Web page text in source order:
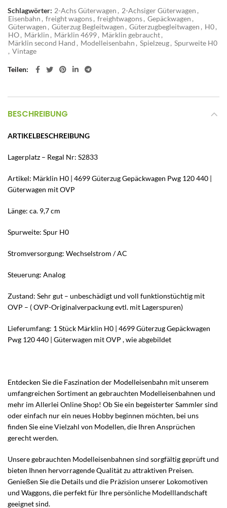
Schlagwörter: 2-Achs Güterwagen , 2-Achsiger Güterwagen ,
Eisenbahn , freight wagons, freightwagons, Gepäckwagen ,
Güterwagen , Güterzug Begleitwagen , Güterzugbegleitwagen , H0,
HO, Märklin , Märklin 4699, Märklin gebraucht,
Märklin second Hand , Modelleisenbahn , Spielzeug, Spurweite H0
, Vintage
Teilen
BESCHREIBUNG
ARTIKELBESCHREIBUNG
Lagerplatz – Regal Nr: S2833
Artikel: Märklin H0 | 4699 Güterzug Gepäckwagen Pwg 120 440 |
Güterwagen mit OVP
Länge: ca. 9,7 cm
Spurweite: Spur H0
Stromversorgung: Wechselstrom / AC
Steuerung: Analog
Zustand: Sehr gut – unbeschädigt und voll funktionstüchtig mit
OVP – ( OVP-Originalverpackung evtl. mit Lagerspuren)
Lieferumfang: 1 Stück Märklin H0 | 4699 Güterzug Gepäckwagen
Pwg 120 440 | Güterwagen mit OVP , wie abgebildet
Entdecken Sie die Faszination der Modelleisenbahn mit unserem
umfangreichen Sortiment an gebrauchten Modelleisenbahnen und
mehr im Allerlei Online Shop! Ob Sie ein begeisterter Sammler sind
oder einfach nur ein neues Hobby beginnen möchten, bei uns
finden Sie eine Vielzahl von Modellen, die Ihren Ansprüchen
gerecht werden.
Unsere gebrauchten Modelleisenbahnen sind sorgfältig geprüft und
bieten Ihnen hervorragende Qualität zu attraktiven Preisen.
Genießen Sie die Details und die Präzision unserer Lokomotiven
und Waggons, die perfekt für Ihre persönliche Modelllandschaft
geeignet sind.